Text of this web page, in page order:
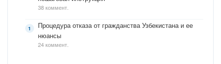
38 коммент.
Процедура отказа от гражданства Узбекистана и ее
нюансы
24 коммент.